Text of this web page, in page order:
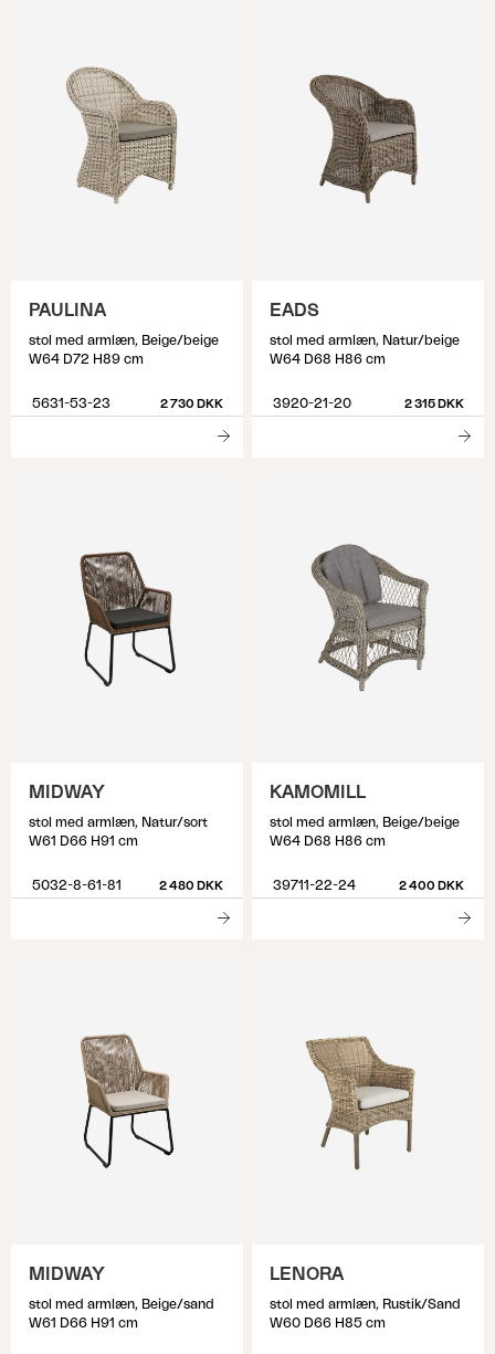
PAULINA
stol med armlæn, Beige/beige
W64 D72 H89 cm
5631-53-23 2 730 DKK
EADS
stol med armlæn, Natur/beige
W64 D68 H86 cm
3920-21-20 2 315 DKK
MIDWAY
stol med armlæn, Natur/sort
W61 D66 H91 cm
5032-8-61-81 2 480 DKK
KAMOMILL
stol med armlæn, Beige/beige
W64 D68 H86 cm
39711-22-24 2 400 DKK
MIDWAY
stol med armlæn, Beige/sand
W61 D66 H91 cm
LENORA
stol med armlæn, Rustik/Sand
W60 D66 H85 cm